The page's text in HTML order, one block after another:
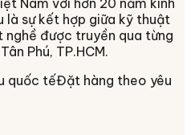
là sự kết hợp giữa kỹ thuật
được truyền qua từng
Tân Phú, TP.HCM.
quốc tếĐặt hàng theo yêu